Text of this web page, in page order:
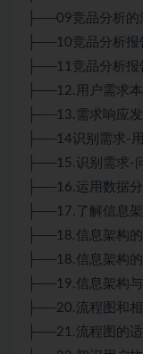
├──09竞品分析的
├──10竞品分析报
├──11竞品分析报
├──12.用户需求
├──13.需求响应
├──14识别需求-
├──15.识别需求-
├──16.运用数据
├──17.了解信息
├──18.信息架构
├──18.信息架构
├──19.信息架构
├──20.流程图和
├──21.流程图的